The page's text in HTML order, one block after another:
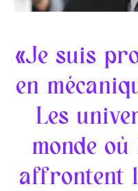
«Je suis
en
Les
monde
affrontent